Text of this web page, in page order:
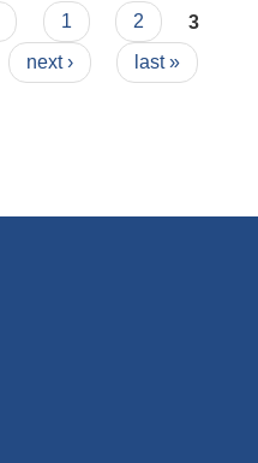
1 2
3
next › last »